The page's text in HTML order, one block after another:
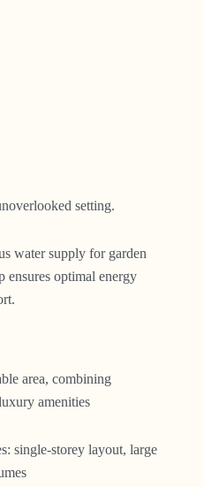
setting.
water supply for garden
ensures optimal energy
area, combining
amenities
single-storey layout, large